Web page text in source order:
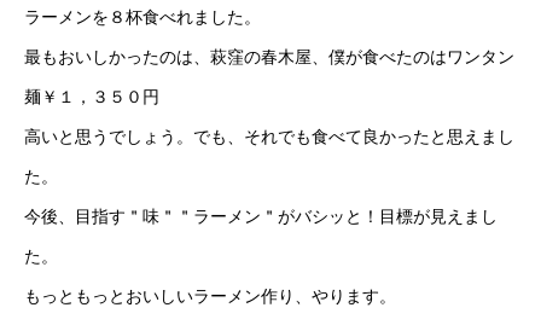
ラーメンを８杯食べれました。
最もおいしかったのは、萩窪の春木屋、僕が食べたのはワンタン
麺￥１，３５０円
高いと思うでしょう。でも、それでも食べて良かったと思えまし
た。
今後、目指す＂味＂＂ラーメン＂がバシッと！目標が見えまし
た。
もっともっとおいしいラーメン作り、やります。